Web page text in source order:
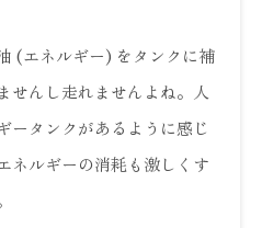
(エネルギー) をタンクに補
せんし走れませんよね。人
ータンクがあるように感じ
ネルギーの消耗も激しくす